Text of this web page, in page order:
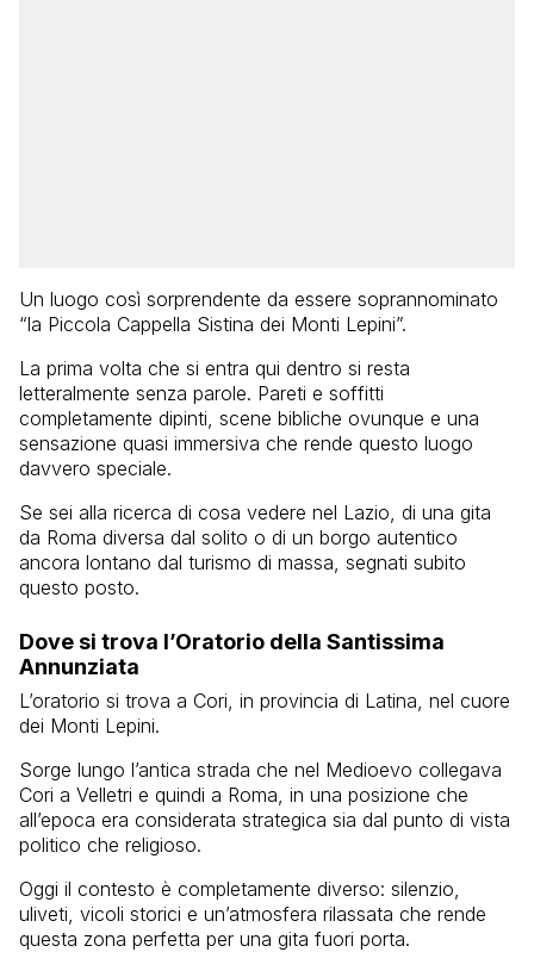
Un luogo così sorprendente da essere soprannominato
“la Piccola Cappella Sistina dei Monti Lepini”.
La prima volta che si entra qui dentro si resta
letteralmente senza parole. Pareti e soffitti
completamente dipinti, scene bibliche ovunque e una
sensazione quasi immersiva che rende questo luogo
davvero speciale.
Se sei alla ricerca di cosa vedere nel Lazio, di una gita
da Roma diversa dal solito o di un borgo autentico
ancora lontano dal turismo di massa, segnati subito
questo posto.
Dove si trova l’Oratorio della Santissima
Annunziata
L’oratorio si trova a Cori, in provincia di Latina, nel cuore
dei Monti Lepini.
Sorge lungo l’antica strada che nel Medioevo collegava
Cori a Velletri e quindi a Roma, in una posizione che
all’epoca era considerata strategica sia dal punto di vista
politico che religioso.
Oggi il contesto è completamente diverso: silenzio,
uliveti, vicoli storici e un’atmosfera rilassata che rende
questa zona perfetta per una gita fuori porta.